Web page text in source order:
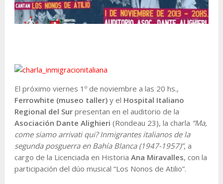
El próximo viernes 1º de noviembre a las 20 hs.,
Ferrowhite (museo taller)y el Hospital Italiano
Regional del Surpresentan en el auditorio de la
Asociación Dante Alighieri (Rondeau 23), la charla “Ma,
come siamo arrivati qui? Inmigrantes italianos de la
segunda posguerra en Bahía Blanca (1947-1957)”, a
cargo de la Licenciada en Historia Ana Miravalles, con la
participación del dúo musical “Los Nonos de Atilio”.